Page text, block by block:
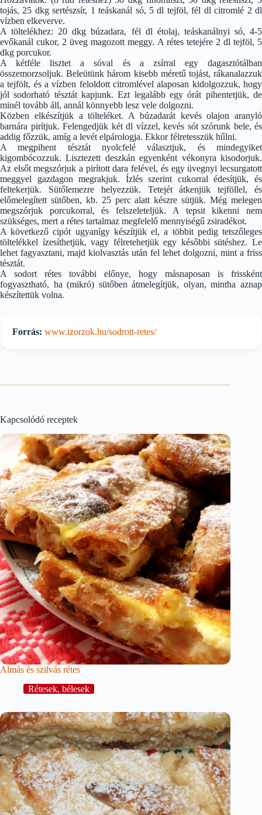
tojás, 25 dkg sertészsír, 1 teáskanál só, 5 dl tejföl, fél dl citromlé 2 dl
vízben elkeverve.
A töltelékhez: 20 dkg búzadara, fél dl étolaj, teáskanálnyi só, 4-5
evőkanál cukor, 2 üveg magozott meggy. A rétes tetejére 2 dl tejföl, 5
dkg porcukor.
A kétféle lisztet a sóval és a zsírral egy dagasztótálban
összemorzsoljuk. Beleütünk három kisebb méretű tojást, rákanalazzuk
a tejfölt, és a vízben feloldott citromlével alaposan kidolgozzuk, hogy
jól sodorható tésztát kapjunk. Ezt legalább egy órát pihentetjük, de
minél tovább áll, annál könnyebb lesz vele dolgozni.
Közben elkészítjük a tölteléket. A búzadarát kevés olajon aranyló
barnára pirítjuk. Felengedjük két dl vízzel, kevés sót szórunk bele, és
addig főzzük, amíg a levét elpárologja. Ekkor félretesszük hűlni.
A megpihent tésztát nyolcfelé választjuk, és mindegyiket
kigombócozzuk. Lisztezett deszkán egyenként vékonyra kisodorjuk.
Az elsőt megszórjuk a pirított dara felével, és egy üvegnyi lecsurgatott
meggyel gazdagon megrakjuk. Ízlés szerint cukorral édesítjük, és
feltekerjük. Sütőlemezre helyezzük. Tetejét átkenjük tejföllel, és
előmelegített sütőben, kb. 25 perc alatt készre sütjük. Még melegen
megszórjuk porcukorral, és felszeleteljük. A tepsit kikenni nem
szükséges, mert a rétes tartalmaz megfelelő mennyiségű zsiradékot.
A következő cipót ugyanígy készítjük el, a többit pedig tetszőleges
töltelékkel ízesíthetjük, vagy félretehetjük egy későbbi sütéshez. Le
lehet fagyasztani, majd kiolvasztás után fel lehet dolgozni, mint a friss
tésztát.
A sodort rétes további előnye, hogy másnaposan is frissként
fogyasztható, ha (mikró) sütőben átmelegítjük, olyan, mintha aznap
készítettük volna.
Forrás: www.izorzok.hu/sodrott-retes/
Kapcsolódó receptek
Almás és szilvás rétes
Rétesek, bélesek